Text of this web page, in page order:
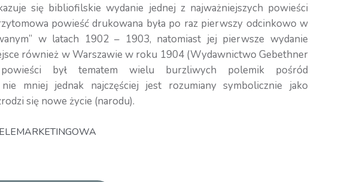
się bibliofilskie wydanie jednej z najważniejszych powieści
powieść drukowana była po raz pierwszy odcinkowo w
w latach 1902 – 1903, natomiast jej pierwsze wydanie
również w Warszawie w roku 1904 (Wydawnictwo Gebethner
był tematem wielu burzliwych polemik pośród
mniej jednak najczęściej jest rozumiany symbolicznie jako
się nowe życie (narodu).